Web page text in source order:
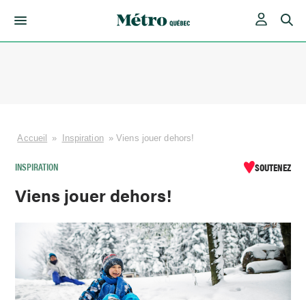
Accueil » Inspiration »Viens jouer dehors!
INSPIRATION SOUTENEZ
Viens jouer dehors!